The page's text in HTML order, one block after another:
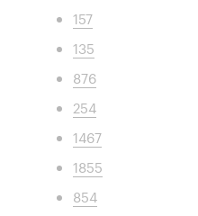
157
135
876
254
1467
1855
854